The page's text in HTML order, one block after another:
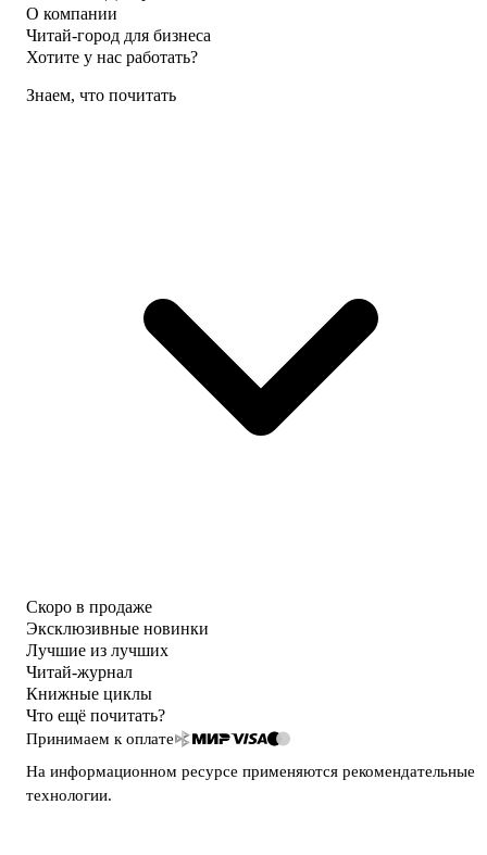
О компании
Читай-город для бизнеса
Хотите у нас работать?
Знаем, что почитать
Скоро в продаже
Эксклюзивные новинки
Лучшие из лучших
Читай-журнал
Книжные циклы
Что ещё почитать?
Принимаем к оплате
На информационном ресурсе применяются рекомендательные
технологии.